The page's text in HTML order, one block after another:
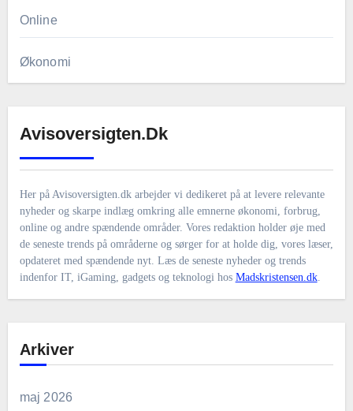
Online
Økonomi
Avisoversigten.dk
Her på Avisoversigten.dk arbejder vi dedikeret på at levere relevante
nyheder og skarpe indlæg omkring alle emnerne økonomi, forbrug,
online og andre spændende områder. Vores redaktion holder øje med
de seneste trends på områderne og sørger for at holde dig, vores læser,
opdateret med spændende nyt. Læs de seneste nyheder og trends
indenfor IT, iGaming, gadgets og teknologi hos Madskristensen.dk.
Arkiver
maj 2026